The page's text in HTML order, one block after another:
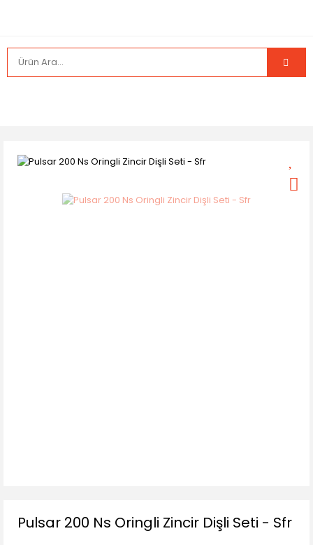
Pulsar 200 Ns Oringli Zincir Dişli Seti - Sfr